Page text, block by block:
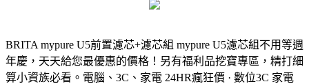
BRITA mypure U5前置濾芯+濾芯組 mypure U5濾芯組不用等週
年慶，天天給您最優惠的價格！另有福利品挖寶專區，精打細
算小資族必看。電腦、3C、家電 24HR瘋狂價 · 數位3C 家電